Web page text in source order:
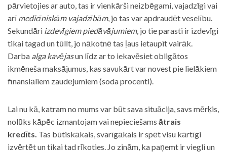
pārvietojies ar auto, tas ir vienkārši neizbēgami, vajadzīgi vai
arīmedicīniskām vajadzībām, jo tas var apdraudēt veselību.
Sekundāri izdevīgiem piedāvājumiem, jo tie parasti ir izdevīgi
tikai tagad un tūlīt, jo nākotnē tas ļaus ietaupīt vairāk.
Darba alga kavējasun līdz ar to iekavēsiet obligātos
ikmēneša maksājumus, kas savukārt var novest pie lielākiem
finansiāliem zaudējumiem (soda procenti).
Lai nu kā, katram no mums var būt sava situācija, savs mērķis,
nolūks kāpēc izmantojam vai nepieciešams ātrais
kredīts. Tas būtiskākais, svarīgākais ir spēt visu kārtīgi
izvērtēt un tikai tad rīkoties. Jo zinām, ka paņemt ir viegli un